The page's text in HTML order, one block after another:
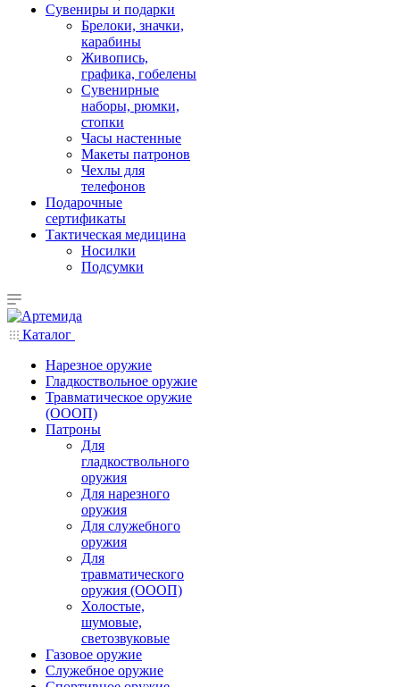
Сувениры и подарки
Брелоки, значки,
карабины
Живопись,
графика, гобелены
Сувенирные
наборы, рюмки,
стопки
Часы настенные
Макеты патронов
Чехлы для
телефонов
Подарочные
сертификаты
Тактическая медицина
Носилки
Подсумки
Каталог
Нарезное оружие
Гладкоствольное оружие
Травматическое оружие
(ОООП)
Патроны
Для
гладкоствольного
оружия
Для нарезного
оружия
Для служебного
оружия
Для
травматического
оружия (ОООП)
Холостые,
шумовые,
светозвуковые
Газовое оружие
Служебное оружие